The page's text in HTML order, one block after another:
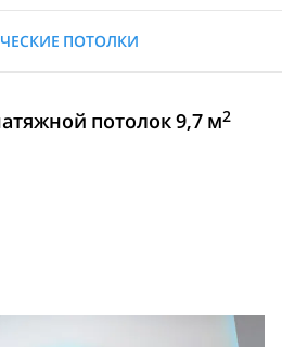
ПОТОЛКИ
потолок 9,7 м2